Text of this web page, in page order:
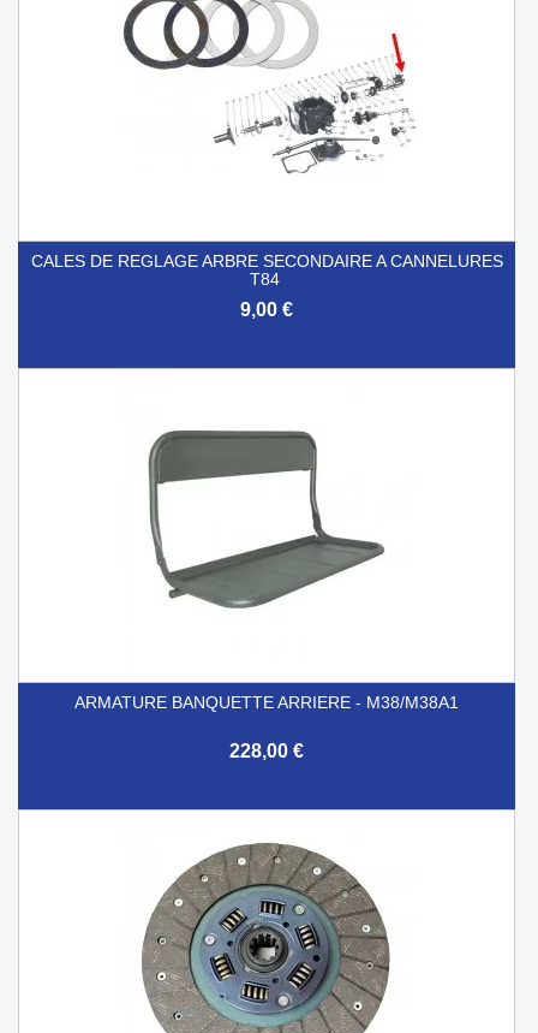
CALES DE REGLAGE ARBRE SECONDAIRE A CANNELURES
T84
9,00 €
ARMATURE BANQUETTE ARRIERE - M38/M38A1
228,00 €